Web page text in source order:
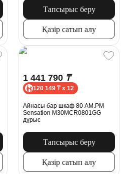
Тапсырыс беру
Қазір сатып алу
1 441 790 ₸
120 149 ₸ x 12
Айнасы бар шкаф 80 AM.PM
Sensation M30MCR0801GG
дұрыс
Тапсырыс беру
Қазір сатып алу